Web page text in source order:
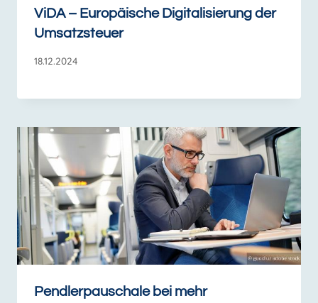
ViDA – Europäische Digitalisierung der
Umsatzsteuer
18.12.2024
Pendlerpauschale bei mehr